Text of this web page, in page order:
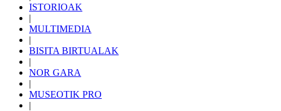
ISTORIOAK
|
MULTIMEDIA
|
BISITA BIRTUALAK
|
NOR GARA
|
MUSEOTIK PRO
|